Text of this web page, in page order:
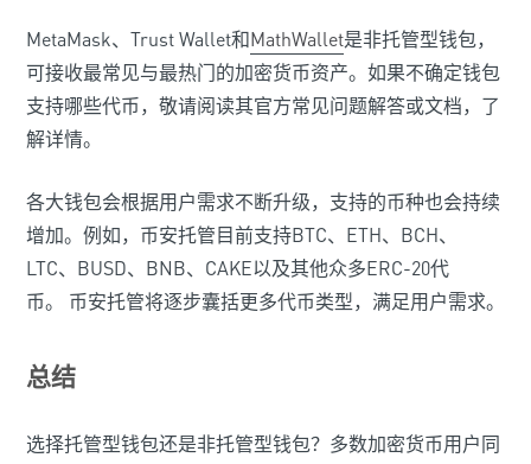
MetaMask、Trust Wallet和MathWallet是非托管型钱包，
可接收最常见与最热门的加密货币资产。如果不确定钱包
支持哪些代币，敬请阅读其官方常见问题解答或文档，了
解详情。
各大钱包会根据用户需求不断升级，支持的币种也会持续
增加。例如，币安托管目前支持BTC、ETH、BCH、
LTC、BUSD、BNB、CAKE以及其他众多ERC-20代
币。 币安托管将逐步囊括更多代币类型，满足用户需求。
总结
选择托管型钱包还是非托管型钱包？多数加密货币用户同